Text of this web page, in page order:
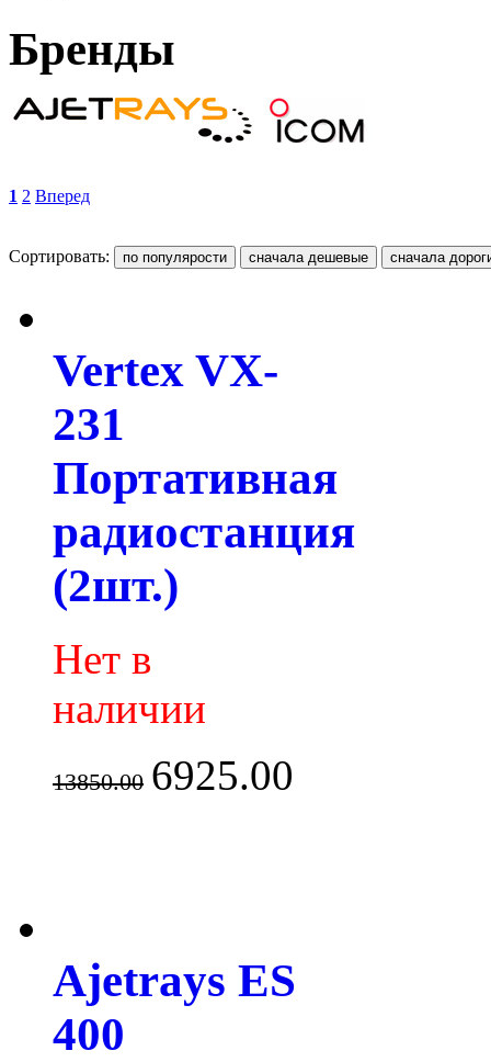
Бренды
1 2 Вперед
Сортировать:
Vertex VX-
231
Портативная
радиостанция
(2шт.)
Нет в
наличии
13850.00 6925.00
Ajetrays ES
400